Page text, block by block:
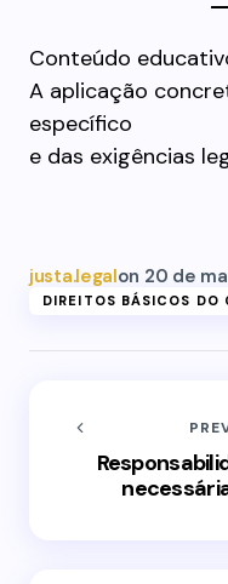
Conteúdo
A aplicação
específico
e das exigências
justa.legalon 20 de
DIREITOS BÁSICOS DO